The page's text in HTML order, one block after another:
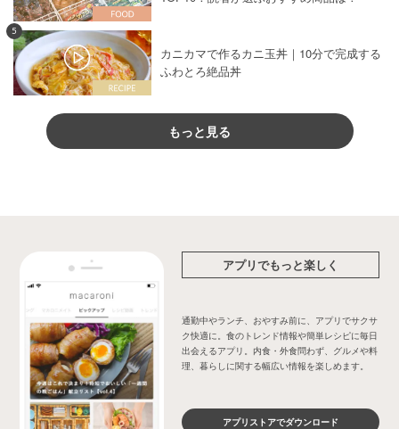
5
カニカマで作るカニ玉丼｜10分で完成する
ふわとろ絶品丼
もっと見る
アプリでもっと楽しく
通勤中やランチ、おやすみ前に、アプリでサクサ
ク快適に。食のトレンド情報や簡単レシピに毎日
出会えるアプリ。内食・外食問わず、グルメや料
理、暮らしに関する幅広い情報を楽しめます。
アプリストアでダウンロード